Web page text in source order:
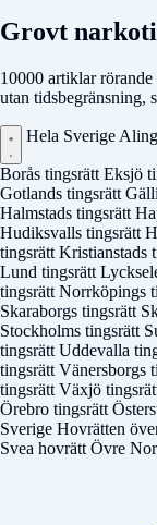
Grovt
10000 artiklar
utan tidsbegränsning,
Hela Sverige
Borås tingsrätt Eksjö
Gotlands tingsrätt
Halmstads tingsrätt
Hudiksvalls tingsrätt
tingsrätt Kristianstads
Lund tingsrätt
tingsrätt Norrköpings
Skaraborgs tingsrätt
Stockholms tingsrätt
tingsrätt Uddevalla
tingsrätt Vänersborgs
tingsrätt Växjö
Örebro tingsrätt
Sverige Hovrätten
Svea hovrätt Övre